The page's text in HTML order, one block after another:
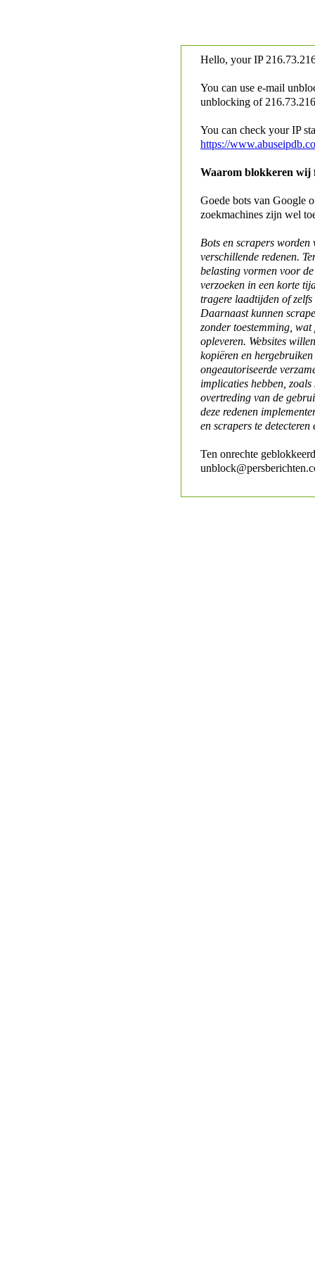
Hello, your IP
You can use e-mail
unblocking of
You can check your IP
https://
Waarom blokkeren wij
Goede bots van Google
zoekmachines zijn wel
Bots en scrapers worden
verschillende redenen.
belasting vormen voor
verzoeken in een korte
tragere laadtijden of
Daarnaast kunnen
zonder toestemming,
opleveren. Websites
kopiëren en
ongeautoriseerde
implicaties hebben,
overtreding van de
deze redenen
en scrapers te detecteren
Ten onrechte